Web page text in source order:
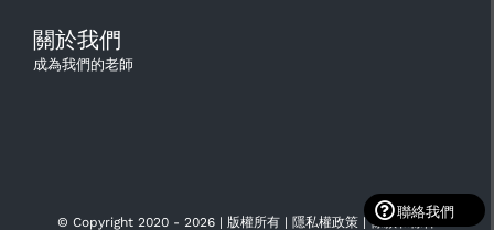
關於我們
成為我們的老師
© Copyright 2020 - 2026 | 版權所有 | 隱私權政策 |條款和條件
Toggle
Sliding